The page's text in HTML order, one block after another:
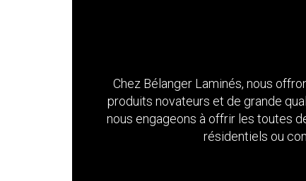
Chez Bélanger Laminés, nous
produits novateurs et de grande
nous engageons à offrir les toutes
résidentiels ou